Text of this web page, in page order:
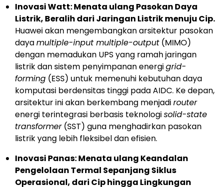
Inovasi Watt: Menata ulang Pasokan Daya
Listrik, Beralih dari Jaringan Listrik menuju Cip.
Huawei akan mengembangkan arsitektur pasokan
dayamultiple-input multiple-output (MIMO)
dengan memadukan UPS yang ramah jaringan
listrik dan sistem penyimpanan energigrid-
forming (ESS) untuk memenuhi kebutuhan daya
komputasi berdensitas tinggi pada AIDC. Ke depan,
arsitektur ini akan berkembang menjadirouter
energi terintegrasi berbasis teknologisolid-state
transformer(SST) guna menghadirkan pasokan
listrik yang lebih fleksibel dan efisien.
Inovasi Panas: Menata ulang Keandalan
Pengelolaan Termal Sepanjang Siklus
Operasional, dari Cip hingga Lingkungan